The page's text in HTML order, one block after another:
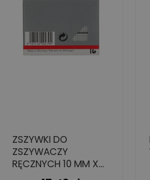
ZSZYWKI DO
ZSZYWACZY
RĘCZNYCH 10 MM X
18 MM TYP53